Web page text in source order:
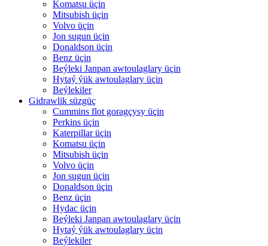
Komatsu üçin
Mitsubish üçin
Volvo üçin
Jon sugun üçin
Donaldson üçin
Benz üçin
Beýleki Janpan awtoulaglary üçin
Hytaý ýük awtoulaglary üçin
Beýlekiler
Gidrawlik süzgüç
Cummins flot goragçysy üçin
Perkins üçin
Katerpillar üçin
Komatsu üçin
Mitsubish üçin
Volvo üçin
Jon sugun üçin
Donaldson üçin
Benz üçin
Hydac üçin
Beýleki Janpan awtoulaglary üçin
Hytaý ýük awtoulaglary üçin
Beýlekiler